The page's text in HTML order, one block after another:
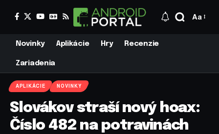
Aa
Novinky Aplikácie Hry Recenzie
Zariadenia
APLIKÁCIE NOVINKY
Slovákov straší nový hoax:
Číslo 482 na potravinách